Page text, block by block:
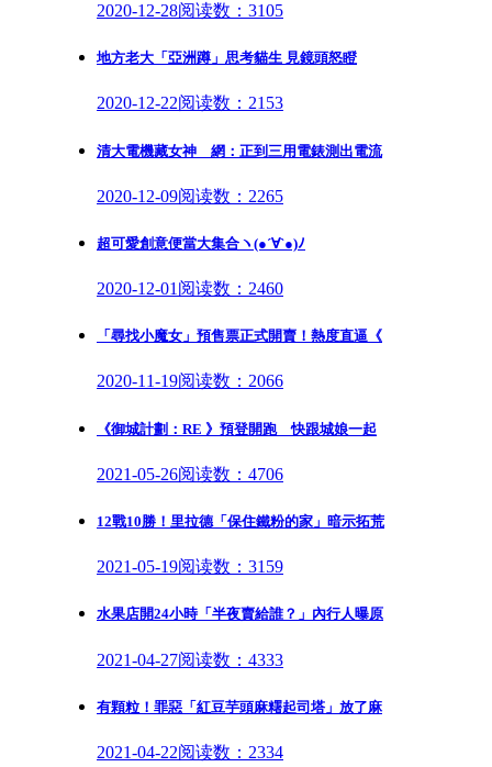
2020-12-28阅读数：3105
地方老大「亞洲蹲」思考貓生 見鏡頭怒瞪
2020-12-22阅读数：2153
清大電機藏女神 網：正到三用電錶測出電流
2020-12-09阅读数：2265
超可愛創意便當大集合ヽ(●´∀`●)ﾉ
2020-12-01 阅读数：2460
「尋找小魔女」預售票正式開賣！熱度直逼《
2020-11-19阅读数：2066
《御城計劃：RE 》預登開跑 快跟城娘一起
2021-05-26阅读数：4706
12戰10勝！里拉德「保住鐵粉的家」暗示拓荒
2021-05-19阅读数：3159
水果店開24小時「半夜賣給誰？」內行人曝原
2021-04-27阅读数：4333
有顆粒！罪惡「紅豆芋頭麻糬起司塔」放了麻
2021-04-22阅读数：2334